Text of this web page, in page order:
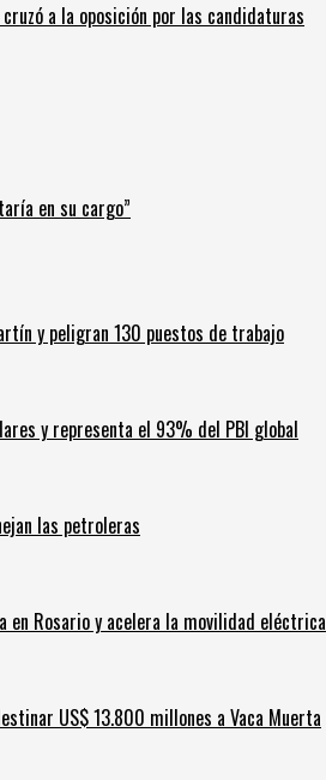
a la oposición por las candidaturas
en su cargo”
y peligran 130 puestos de trabajo
y representa el 93% del PBI global
las petroleras
en Rosario y acelera la movilidad eléctrica
US$ 13.800 millones a Vaca Muerta